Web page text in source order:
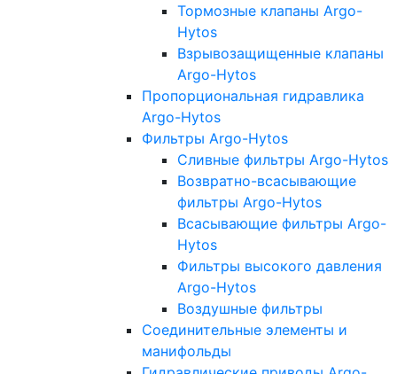
Тормозные клапаны Argo-
Hytos
Взрывозащищенные клапаны
Argo-Hytos
Пропорциональная гидравлика
Argo-Hytos
Фильтры Argo-Hytos
Сливные фильтры Argo-Hytos
Возвратно-всасывающие
фильтры Argo-Hytos
Всасывающие фильтры Argo-
Hytos
Фильтры высокого давления
Argo-Hytos
Воздушные фильтры
Соединительные элементы и
манифольды